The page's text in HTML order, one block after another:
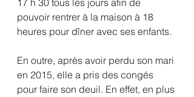
17 h 30 tous les jours afin de
pouvoir rentrer à la maison à 18
heures pour dîner avec ses enfants.
En outre, après avoir perdu son mari
en 2015, elle a pris des congés
pour faire son deuil. En effet, en plus